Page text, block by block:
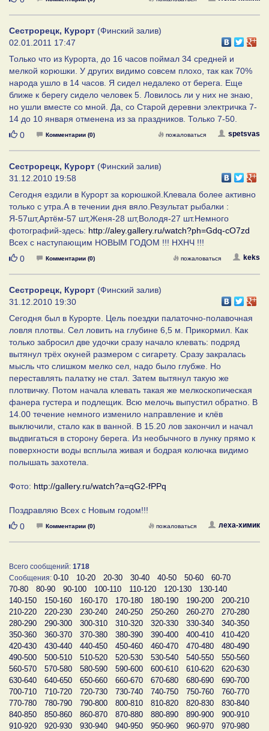
Сестрорецк, Курорт (Финский залив)
02.01.2011 17:47
Только что из Курорта, до 16 часов поймал 34 средней и
мелкой корюшки. У других видимо совсем плохо, так как 70%
народа ушло в 14 часов. Я сидел недалеко от берега. Еще
ближе к берегу сидело человек 5. Ловилось ли у них не знаю,
но ушли вместе со мной. Да, со Старой деревни электричка 7-
14 до 10 января отменена из за праздников. Только 7-50.
Нравится
0 Комментарии (0) spetsvas
пожаловаться
Сестрорецк, Курорт (Финский залив)
31.12.2010 19:58
Сегодня ездили в Курорт за корюшкой.Клевала более активно
только с утра.А в течении дня вяло.Результат рыбалки :
Я-57шт,Артём-57 шт,Женя-28 шт,Володя-27 шт.Немного
фотографий-здесь: http://aley.gallery.ru/watch?ph=Gdq-cO7zd
Всех с наступающим НОВЫМ ГОДОМ !!! НХНЧ !!!
Нравится
0 Комментарии (0) keks
пожаловаться
Сестрорецк, Курорт (Финский залив)
31.12.2010 19:30
Сегодня был в Курорте. Цель поездки палаточно-полавочная
ловля плотвы. Сел ловить на глубине 6,5 м. Прикормил. Как
только забросил две удочки сразу начало клевать: подряд
вытянул трёх окуней размером с сигарету. Сразу закралась
мысль что слишком мелко сел, надо было глубже. Но
переставлять палатку не стал. Затем вытянул такую же
плотвичку. Потом начала клевать такая же мелкоскопическая
фанера густера и подлещик. Всю мелочь выпустил обратно. В
14.00 течение немного изменило направление и клёв
выключили, стало как в ванной. В 15.20 лов закончил и начал
выдвигаться в сторону берега. Из необычного в лунку прямо к
поверхности воды всплыла живая и бодрая колючка видимо
полышать захотела.
Фото: http://gallery.ru/watch?a=qG2-fPPq
Поздравляю Всех с Новым годом!!!
Нравится
0 Комментарии (0) леха-химик
пожаловаться
Всего сообщений: 1718
Сообщения: 0-10 10-20 20-30 30-40 40-50 50-60
60-70
70-80
80-90 90-100 100-110 110-120 120-130
130-140
140-150
150-160 160-170 170-180 180-190 190-200
200-210
210-220
220-230 230-240 240-250 250-260 260-270
270-280
280-290
290-300 300-310 310-320 320-330 330-340
340-350
350-360
360-370 370-380 380-390 390-400 400-410
410-420
420-430
430-440 440-450 450-460 460-470 470-480
480-490
490-500
500-510 510-520 520-530 530-540 540-550
550-560
560-570
570-580 580-590 590-600 600-610 610-620
620-630
630-640
640-650 650-660 660-670 670-680 680-690
690-700
700-710
710-720 720-730 730-740 740-750 750-760
760-770
770-780
780-790 790-800 800-810 810-820 820-830
830-840
840-850
850-860 860-870 870-880 880-890 890-900
900-910
910-920
920-930 930-940 940-950 950-960 960-970
970-980